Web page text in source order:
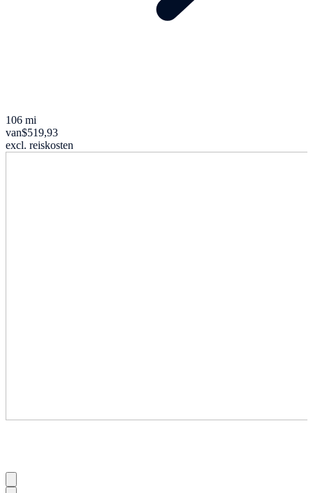
106 mi
van$519,93
excl. reiskosten